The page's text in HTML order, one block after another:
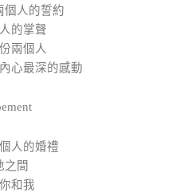
個人的誓約
的掌聲
兩個人
心最深的感動
人的婚禮
之間
和我